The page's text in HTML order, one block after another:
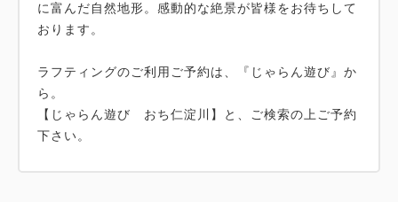
に富んだ自然地形。感動的な絶景が皆様をお待ちして
おります。
ラフティングのご利用ご予約は、『じゃらん遊び』か
ら。
【じゃらん遊び おち仁淀川】と、ご検索の上ご予約